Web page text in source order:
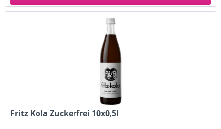
Fritz Kola Zuckerfrei 10x0,5l